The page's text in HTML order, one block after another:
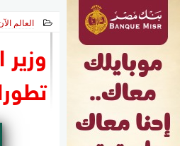
الرئاسة
العالم